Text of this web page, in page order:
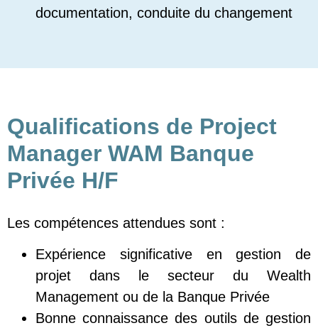
documentation, conduite du changement
Qualifications de Project
Manager WAM Banque
Privée H/F
Les compétences attendues sont :
Expérience significative en gestion de
projet dans le secteur du Wealth
Management ou de la Banque Privée
Bonne connaissance des outils de gestion